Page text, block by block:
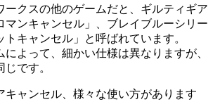
ークスの他のゲームだと、ギルティギア
マンキャンセル」、ブレイブルーシリー
キャンセル」と呼ばれています。
によって、細かい仕様は異なりますが、
です。
キャンセル、様々な使い方があります